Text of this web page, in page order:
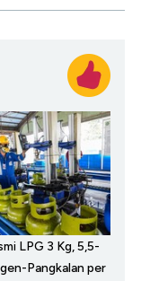
LPG 3 Kg, 5,5-
Pangkalan per